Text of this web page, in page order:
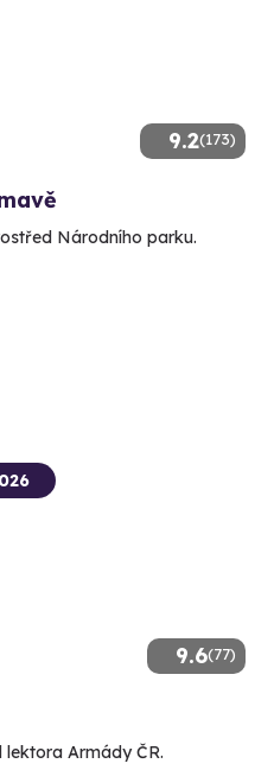
9.2(173)
Národního parku.
9.6(77)
Armády ČR.